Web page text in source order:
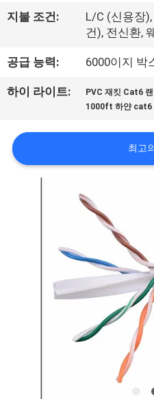
여
공
장
행
지불 조건:
L/C (신용장
건), 전신환,
공급 능력: 6000이지 박
하이 라이트: PVC 재킷 Cat6
1000ft 하얀 cat6
최고